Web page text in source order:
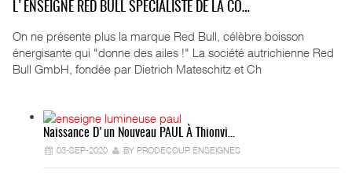
L'ENSEIGNE RED BULL SPÉCIALISTE DE LA CO…
On ne présente plus la marque Red Bull, célèbre boisson
énergisante qui "donne des ailes !" La société autrichienne Red
Bull GmbH, fondée par Dietrich Mateschitz et Ch
Naissance D'un Nouveau PAUL À Thionvi…
03-SEP-2020 BY PRODECOUP ENSEIGNES